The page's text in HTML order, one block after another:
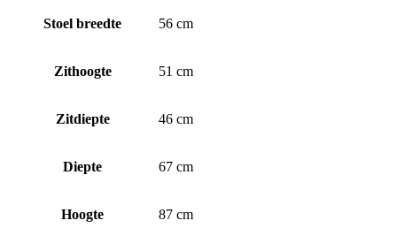
Stoel breedte 56 cm
Zithoogte 51 cm
Zitdiepte 46 cm
Diepte 67 cm
Hoogte 87 cm